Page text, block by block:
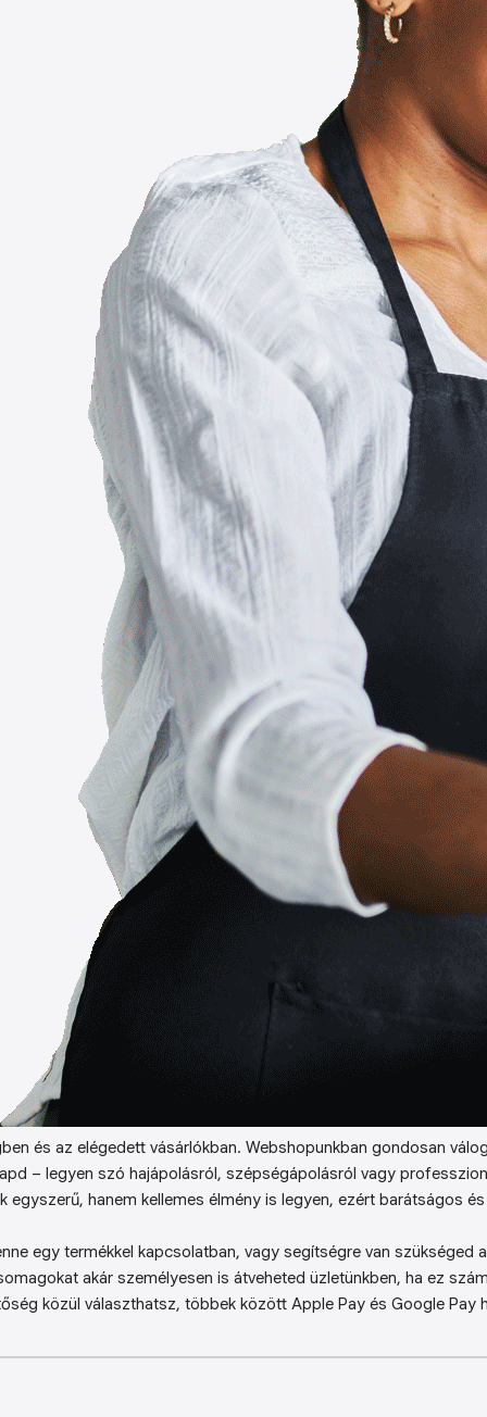
és az elégedett vásárlókban. Webshopunkban gondosan
– legyen szó hajápolásról, szépségápolásról vagy
egyszerű, hanem kellemes élmény is legyen, ezért barátságos
egy termékkel kapcsolatban, vagy segítségre van szükséged
akár személyesen is átveheted üzletünkben, ha ez
közül választhatsz, többek között Apple Pay és Google Pay